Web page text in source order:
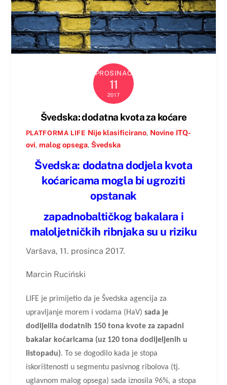
PROSINAC
11
2017
Švedska: dodatna kvota za koćare
PLATFORMA LIFE Nije klasificirano, Novine ITQ-
ovi, malog opsega, Švedska
Švedska: dodatna dodjela kvota
koćaricama mogla bi ugroziti
opstanak
zapadnobaltičkog bakalara i
maloljetničkih ribnjaka su u riziku
Varšava, 11. prosinca 2017.
Marcin Ruciński
LIFE je primijetio da je Švedska agencija za
upravljanje morem i vodama (HaV) sada je
dodijelila dodatnih 150 tona kvote za zapadni
bakalar koćaricama (uz 120 tona dodijeljenih u
listopadu). To se dogodilo kada je stopa
iskorištenosti u segmentu pasivnog ribolova (tj.
uglavnom malog opsega) sada iznosila 96%, a stopa